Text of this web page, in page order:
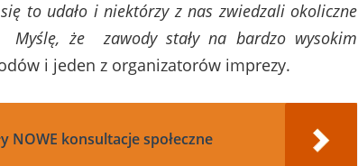
to udało i niektórzy z nas zwiedzali okoliczne
Myślę, że zawody stały na bardzo wysokim
i jeden z organizatorów imprezy.
NOWE konsultacje społeczne